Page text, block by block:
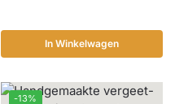
In Winkelwagen
-13%